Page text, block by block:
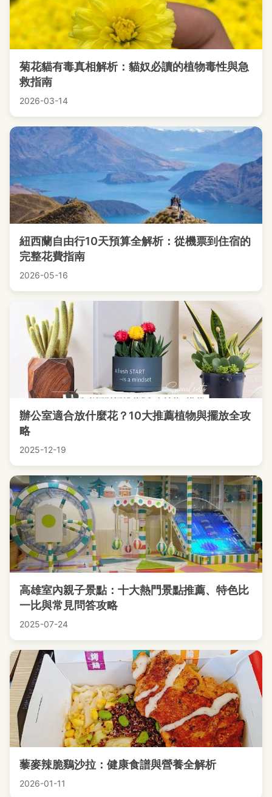
菊花貓有毒真相解析：貓奴必讀的植物毒性與急
救指南
2026-03-14
紐西蘭自由行10天預算全解析：從機票到住宿的
完整花費指南
2026-05-16
辦公室適合放什麼花？10大推薦植物與擺放全攻
略
2025-12-19
高雄室內親子景點：十大熱門景點推薦、特色比
一比與常見問答攻略
2025-07-24
藜麥辣脆鷄沙拉：健康食譜與營養全解析
2026-01-11